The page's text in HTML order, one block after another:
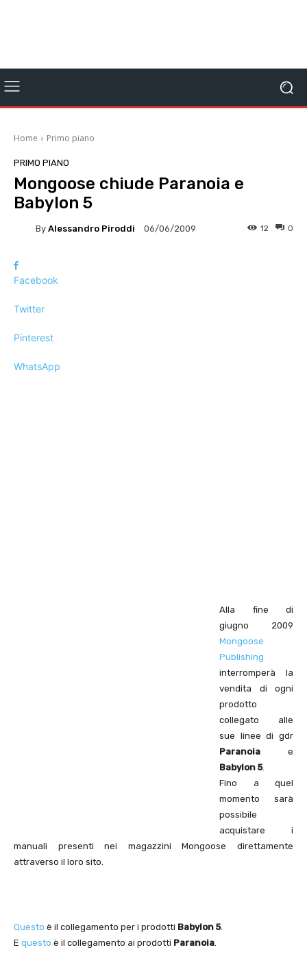
Home Primo piano
PRIMO PIANO
Mongoose chiude Paranoia e
Babylon 5
By Alessandro Piroddi 06/06/2009 0
12
Facebook
Twitter
Pinterest
WhatsApp
Alla fine di
giugno 2009
Mongoose
Publishing
interromperà la
vendita di ogni
prodotto
collegato alle
sue linee di gdr
Paranoia e
Babylon 5.
Fino a quel
momento sarà
possibile
acquistare i
manuali presenti nei magazzini Mongoose direttamente
attraverso il loro sito.
Questo è il collegamento per i prodotti Babylon 5.
E questo è il collegamento ai prodotti Paranoia.